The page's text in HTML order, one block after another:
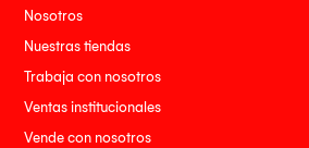
Nosotros
Nuestras tiendas
Trabaja con nosotros
Ventas institucionales
Vende con nosotros